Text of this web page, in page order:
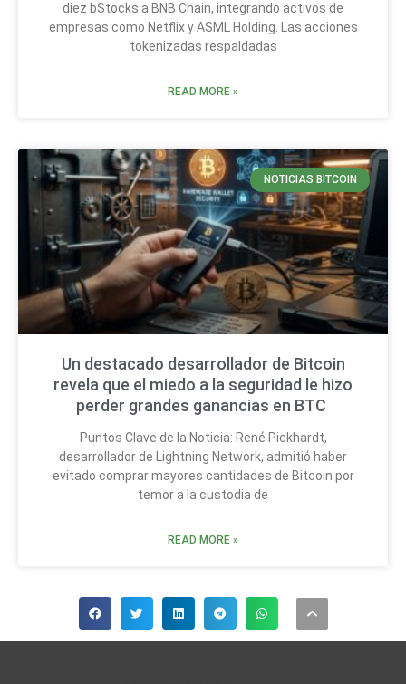
diez bStocks a BNB Chain, integrando activos de
empresas como Netflix y ASML Holding. Las acciones
tokenizadas respaldadas
READ MORE »
NOTICIAS BITCOIN
Un destacado desarrollador de Bitcoin
revela que el miedo a la seguridad le hizo
perder grandes ganancias en BTC
Puntos Clave de la Noticia: René Pickhardt,
desarrollador de Lightning Network, admitió haber
evitado comprar mayores cantidades de Bitcoin por
temor a la custodia de
READ MORE »